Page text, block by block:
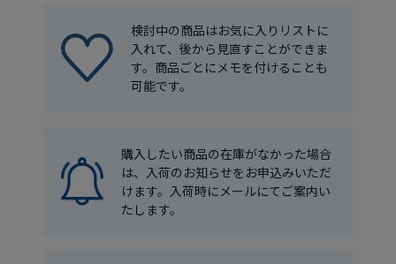
検討中の商品はお気に入りリストに
入れて、後から見直すことができま
す。商品ごとにメモを付けることも
可能です。
購入したい商品の在庫がなかった場合
は、入荷のお知らせをお申込みいただ
けます。入荷時にメールにてご案内い
たします。